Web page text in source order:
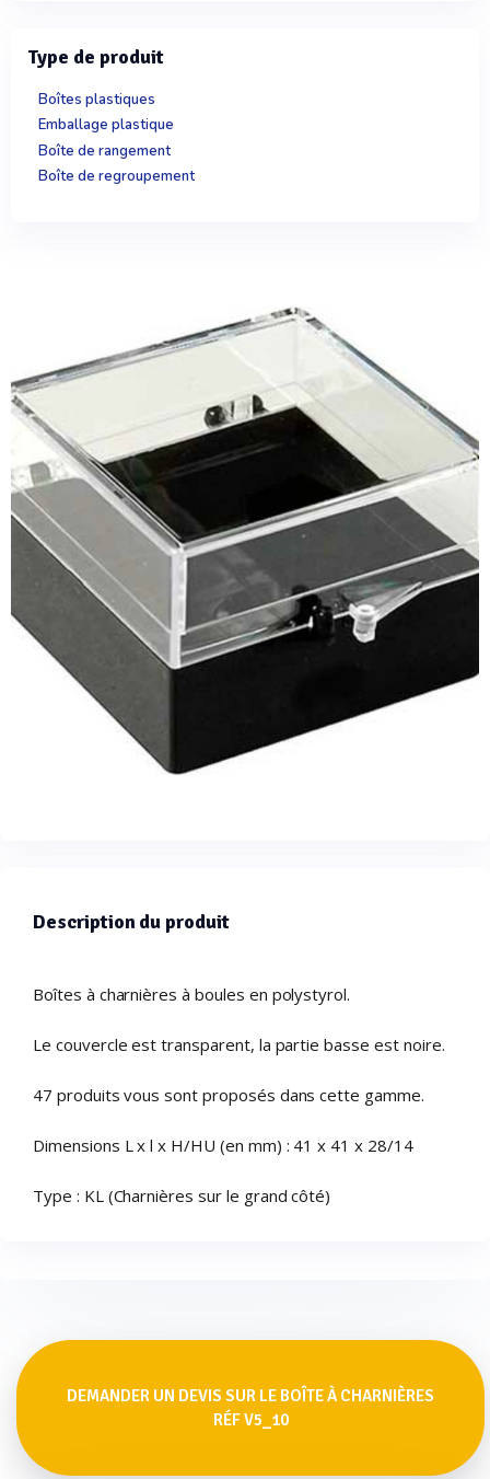
Description du produit
Boîtes à charnières à boules en polystyrol.
Le couvercle est transparent, la partie basse est noire.
47 produits vous sont proposés dans cette gamme.
Dimensions L x l x H/HU (en mm) : 41 x 41 x 28/14
Type : KL (Charnières sur le grand côté)
Type de produit
Boîtes plastiques
Emballage plastique
Boîte de rangement
Boîte de regroupement
DEMANDER UN DEVIS SUR LE BOÎTE À CHARNIÈRES
RÉF V5_10